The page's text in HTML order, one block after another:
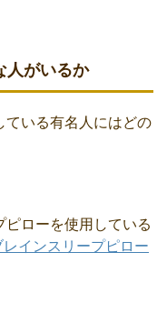
人がいるか
ている有名人にはどの
ローを使用している
レインスリープピロー